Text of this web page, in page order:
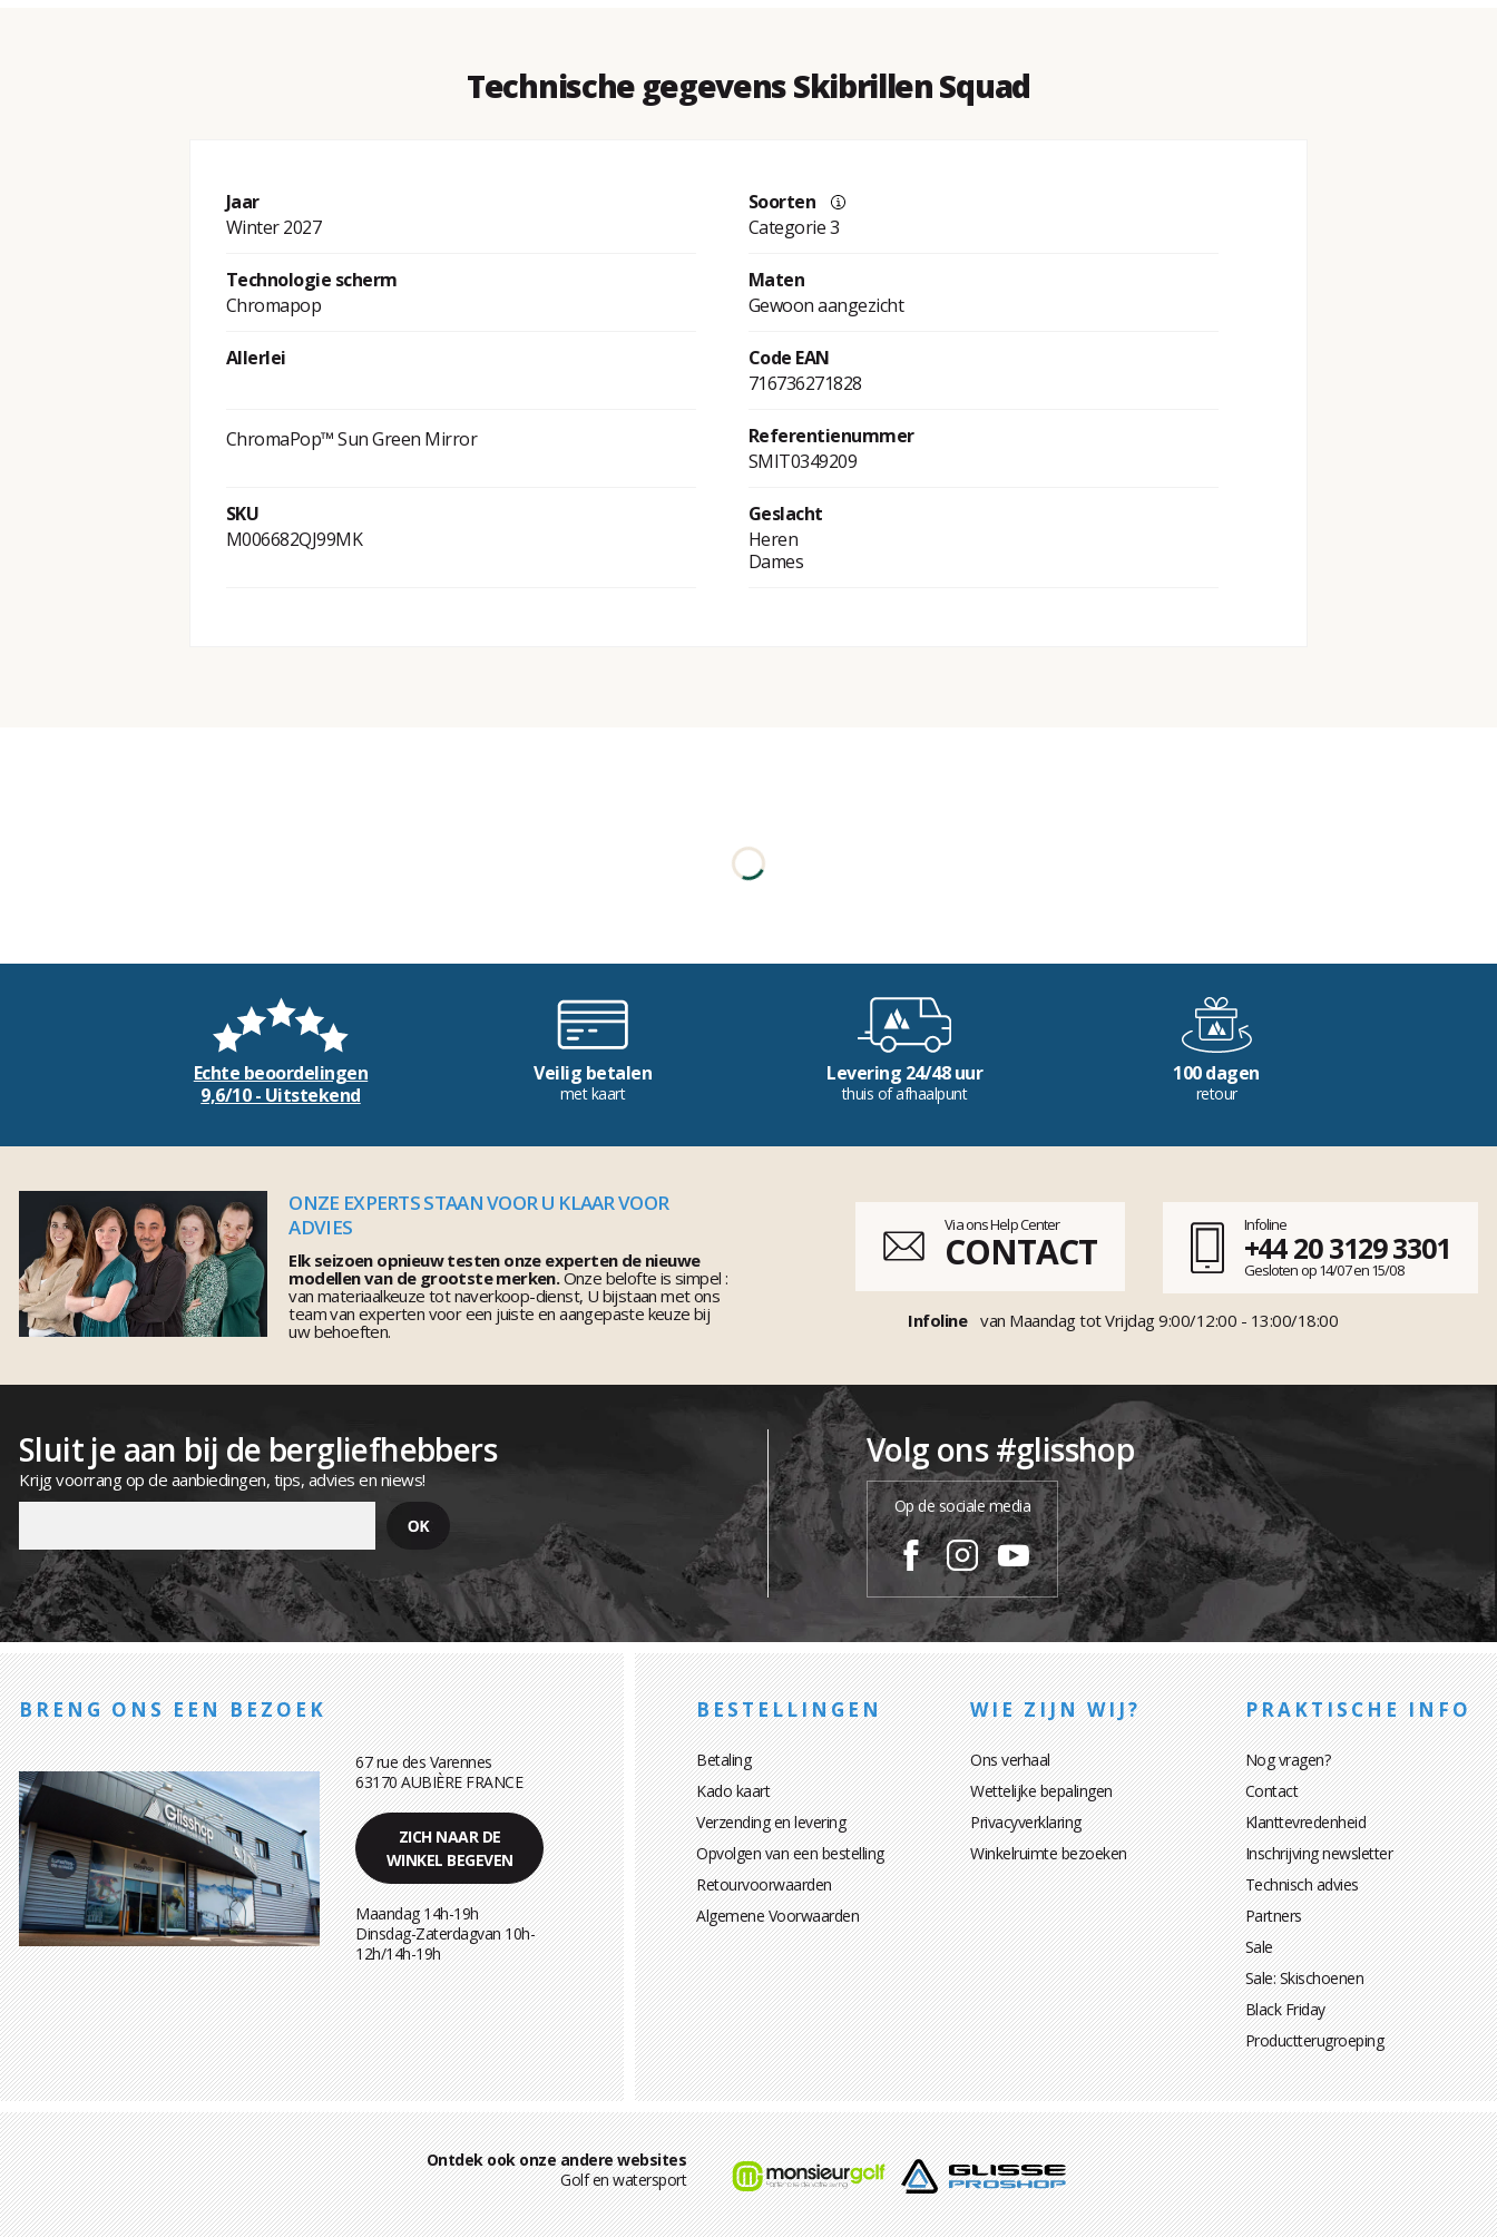
Technische gegevens Skibrillen Squad
Jaar
Winter 2027
Soorten
Categorie 3
Technologie scherm
Chromapop
Maten
Gewoon aangezicht
Allerlei
Code EAN
716736271828
ChromaPop­™ Sun Green Mirror
Referentienummer
SMIT0349209
SKU
M006682QJ99MK
Geslacht
Heren
Dames
Echte beoordelingen
9,6/10 - Uitstekend
Veilig betalen
met kaart
Levering 24/48 uur
thuis of afhaalpunt
100 dagen
retour
ONZE EXPERTS STAAN VOOR U KLAAR VOOR
ADVIES
Elk seizoen opnieuw testen onze experten de nieuwe
modellen van de grootste merken.Onze belofte is simpel :
van materiaalkeuze tot naverkoop-dienst, U bijstaan met ons
team van experten voor een juiste en aangepaste keuze bij
uw behoeften.
Via ons Help Center
CONTACT
Infoline
+44 20 3129 3301
Gesloten op 14/07 en 15/08
Infoline van Maandag tot Vrijdag 9:00/12:00 - 13:00/18:00
Sluit je aan bij de bergliefhebbers
Krijg voorrang op de aanbiedingen, tips, advies en niews!
Volg ons #glisshop
Op de sociale media
BRENG ONS EEN BEZOEK
67 rue des Varennes
63170 AUBIÈRE FRANCE
ZICH NAAR DE
WINKEL BEGEVEN
Maandag 14h-19h
Dinsdag-Zaterdagvan 10h-
12h/14h-19h
BESTELLINGEN
Betaling
Kado kaart
Verzending en levering
Opvolgen van een bestelling
Retourvoorwaarden
Algemene Voorwaarden
WIE ZIJN WIJ?
Ons verhaal
Wettelijke bepalingen
Privacyverklaring
Winkelruimte bezoeken
PRAKTISCHE INFO
Nog vragen?
Contact
Klanttevredenheid
Inschrijving newsletter
Technisch advies
Partners
Sale
Sale: Skischoenen
Black Friday
Productterugroeping
Ontdek ook onze andere websites
Golf en watersport